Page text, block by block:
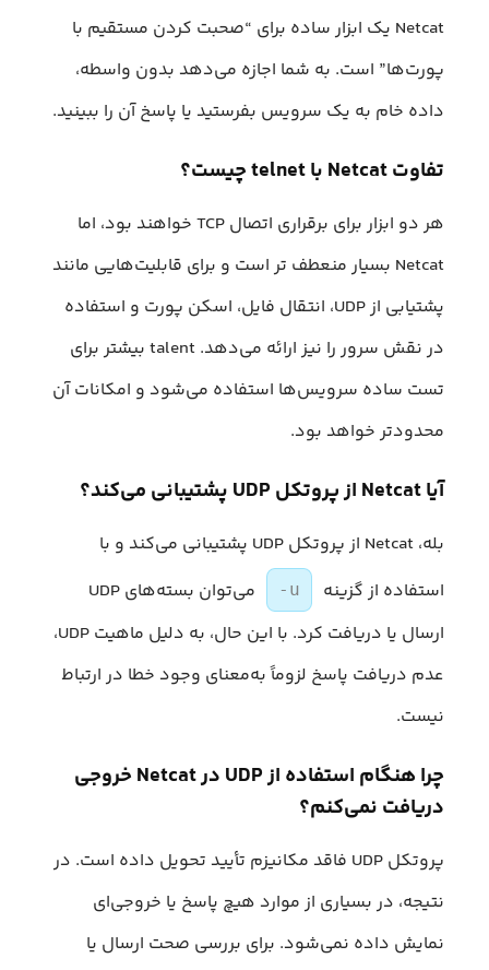
Netcat یک ابزار ساده برای “صحبت کردن مستقیم با
پورت‌ها” است. به شما اجازه می‌دهد بدون واسطه،
داده خام به یک سرویس بفرستید یا پاسخ آن را ببینید.
تفاوت Netcat با telnet چیست؟
هر دو ابزار برای برقراری اتصال TCP خواهند بود، اما
Netcat بسیار منعطف تر است و برای قابلیت‌هایی مانند
پشتیابی از UDP، انتقال فایل، اسکن پورت و استفاده
در نقش سرور را نیز ارائه می‌دهد. talent بیشتر برای
تست ساده سرویس‌ها استفاده می‌شود و امکانات آن
محدودتر خواهد بود.
آیا Netcat از پروتکل UDP پشتیبانی می‌کند؟
بله، Netcat از پروتکل UDP پشتیبانی می‌کند و با
استفاده از گزینه
-u
می‌توان بسته‌های UDP
ارسال یا دریافت کرد. با این حال، به دلیل ماهیت UDP،
عدم دریافت پاسخ لزوماً به‌معنای وجود خطا در ارتباط
نیست.
چرا هنگام استفاده از UDP در Netcat خروجی
دریافت نمی‌کنم؟
پروتکل UDP فاقد مکانیزم تأیید تحویل داده است. در
نتیجه، در بسیاری از موارد هیچ پاسخ یا خروجی‌ای
نمایش داده نمی‌شود. برای بررسی صحت ارسال یا